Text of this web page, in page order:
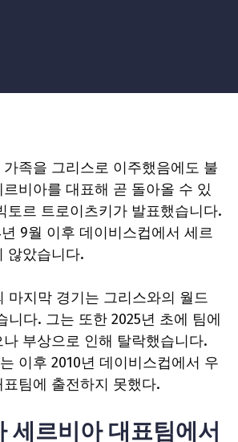
족을 그리스로 이주했음에도 불
비아를 대표해 곧 돌아올 수 있
토르 트로이츠키가 발표했습니다.
9월 이후 데이비스컵에서 세르
않았습니다.
마지막 경기는 그리스와의 월드
니다. 그는 또한 2025년 초에 팀에
부상으로 인해 탈락했습니다.
이후 2010년 데이비스컵에서 우
팀에 출전하지 못했다.
세르비아 대표팀에서